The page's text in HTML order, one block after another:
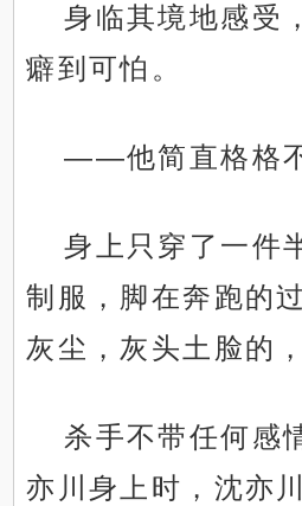
身临其境地感受
癖到可怕。
——他简直格格
身上只穿了一件
制服，脚在奔跑的
灰尘，灰头土脸的
杀手不带任何感
亦川身上时，沈亦